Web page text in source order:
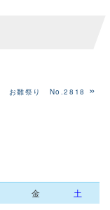
お雛祭り No.2818 »
金
土